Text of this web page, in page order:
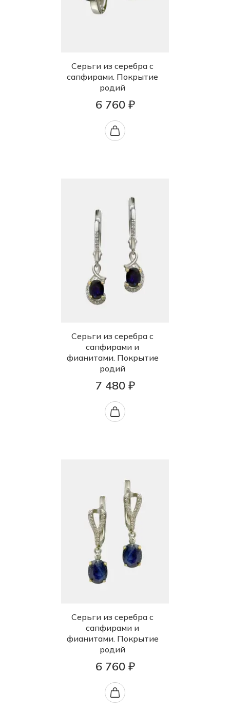
Серьги из серебра с
сапфирами. Покрытие
родий
6 760 ₽
Серьги из серебра с
сапфирами и
фианитами. Покрытие
родий
7 480 ₽
Серьги из серебра с
сапфирами и
фианитами. Покрытие
родий
6 760 ₽